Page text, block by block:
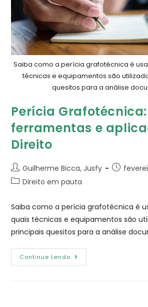
Saiba como a perícia grafotécnica é
técnicas e equipamentos são
quesitos para a análise
Perícia
ferramentas e
Direito
Guilherme Bicca, Jusfy
Direito em pauta
Saiba como a perícia grafotécnica é
quais técnicas e equipamentos são
principais quesitos para a análise
Continue Lendo